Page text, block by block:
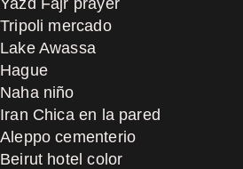
Tripoli mercado
Lake Awassa
Hague
Naha niño
Iran Chica en la pared
Aleppo cementerio
Beirut hotel color